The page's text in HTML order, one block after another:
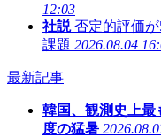
12:03
社説 否定的評価
課題 2026.08.04
最新記事
韓国、観測史上
度の猛暑